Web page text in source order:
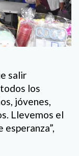
salir
los
jóvenes,
Llevemos el